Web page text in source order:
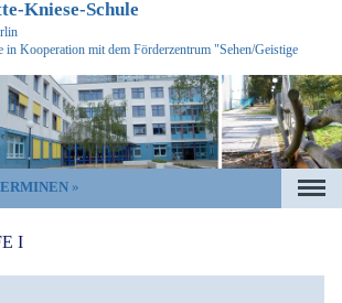
Kniese-Schule
in Kooperation mit dem Förderzentrum "Sehen/Geistige
»
I